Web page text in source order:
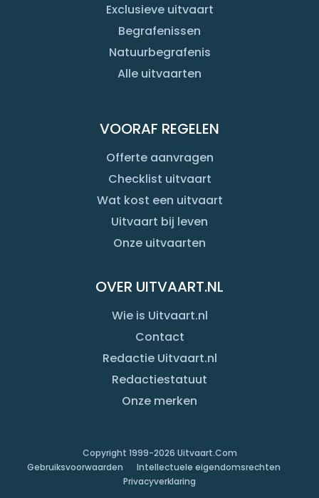
VOORAF REGELEN
Offerte aanvragen
Checklist uitvaart
Wat kost een uitvaart
Uitvaart bij leven
Onze uitvaarten
OVER UITVAART.NL
Wie is Uitvaart.nl
Contact
Redactie Uitvaart.nl
Redactiestatuut
Onze merken
Exclusieve uitvaart
Begrafenissen
Natuurbegrafenis
Alle uitvaarten
Copyright 1999-2026 Uitvaart.Com
Gebruiksvoorwaarden
Intellectuele eigendomsrechten
Privacyverklaring